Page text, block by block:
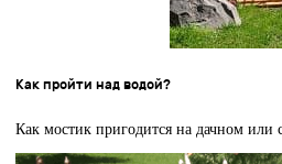
Как пройти над водой?
Как мостик пригодится на дачном или